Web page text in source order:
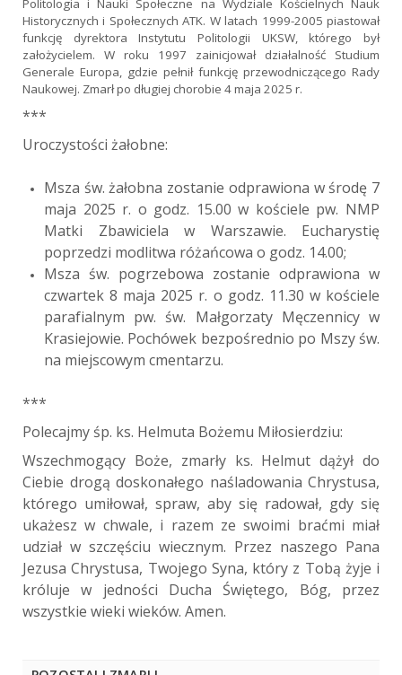
Historycznych i Społecznych ATK. W latach 1999-2005 piastował
funkcję dyrektora Instytutu Politologii UKSW, którego był
założycielem. W roku 1997 zainicjował działalność Studium
Generale Europa, gdzie pełnił funkcję przewodniczącego Rady
Naukowej. Zmarł po długiej chorobie 4 maja 2025 r.
***
Uroczystości żałobne:
Msza św. żałobna zostanie odprawiona w środę 7
maja 2025 r. o godz. 15.00 w kościele pw. NMP
Matki Zbawiciela w Warszawie. Eucharystię
poprzedzi modlitwa różańcowa o godz. 14.00;
Msza św. pogrzebowa zostanie odprawiona w
czwartek 8 maja 2025 r. o godz. 11.30 w kościele
parafialnym pw. św. Małgorzaty Męczennicy w
Krasiejowie. Pochówek bezpośrednio po Mszy św.
na miejscowym cmentarzu.
***
Polecajmy śp. ks. Helmuta Bożemu Miłosierdziu:
Wszechmogący Boże, zmarły ks. Helmut dążył do
Ciebie drogą doskonałego naśladowania Chrystusa,
którego umiłował, spraw, aby się radował, gdy się
ukażesz w chwale, i razem ze swoimi braćmi miał
udział w szczęściu wiecznym. Przez naszego Pana
Jezusa Chrystusa, Twojego Syna, który z Tobą żyje i
króluje w jedności Ducha Świętego, Bóg, przez
wszystkie wieki wieków. Amen.